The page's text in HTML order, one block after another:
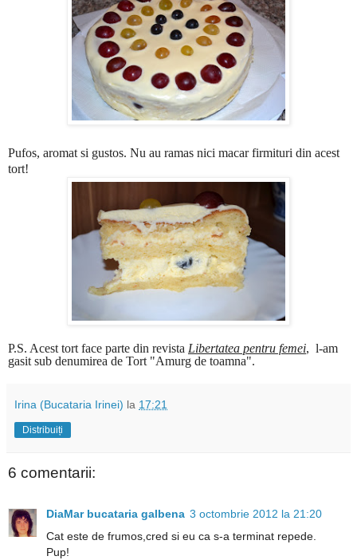
Pufos, aromat si gustos. Nu au ramas nici macar firmituri din acest
tort!
P.S. Acest tort face parte din revista Libertatea pentru femei, l-am
gasit sub denumirea de Tort "Amurg de toamna".
Irina (Bucataria Irinei) la 17:21
Distribuiți
6 comentarii:
DiaMar bucataria galbena 3 octombrie 2012 la 21:20
Cat este de frumos,cred si eu ca s-a terminat repede.
Pup!